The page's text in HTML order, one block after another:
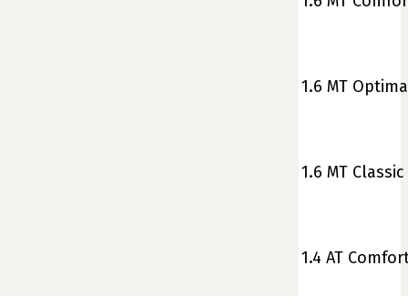
1.6 MT Optima
1.6 MT Classic
1.4 AT